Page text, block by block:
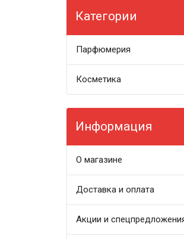
Категории
Парфюмерия
Косметика
Информация
О магазине
Доставка и оплата
Акции и